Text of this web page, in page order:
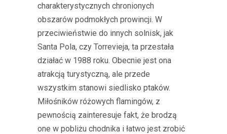
charakterystycznych chronionych
obszarów podmokłych prowincji. W
przeciwieństwie do innych solnisk, jak
Santa Pola, czy Torrevieja, ta przestała
działać w 1988 roku. Obecnie jest ona
atrakcją turystyczną, ale przede
wszystkim stanowi siedlisko ptaków.
Miłośników różowych flamingów, z
pewnością zainteresuje fakt, że brodzą
one w pobliżu chodnika i łatwo jest zrobić